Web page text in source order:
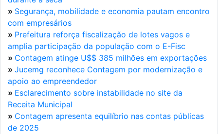
» Segurança, mobilidade e economia pautam encontro
com empresários
» Prefeitura reforça fiscalização de lotes vagos e
amplia participação da população com o E-Fisc
» Contagem atinge U$$ 385 milhões em exportações
» Jucemg reconhece Contagem por modernização e
apoio ao empreendedor
» Esclarecimento sobre instabilidade no site da
Receita Municipal
» Contagem apresenta equilíbrio nas contas públicas
de 2025